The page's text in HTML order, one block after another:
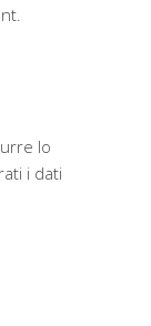
lo
i dati